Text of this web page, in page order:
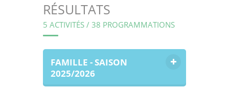
RÉSULTATS
5 ACTIVITÉS / 38 PROGRAMMATIONS
FAMILLE - SAISON
2025/2026